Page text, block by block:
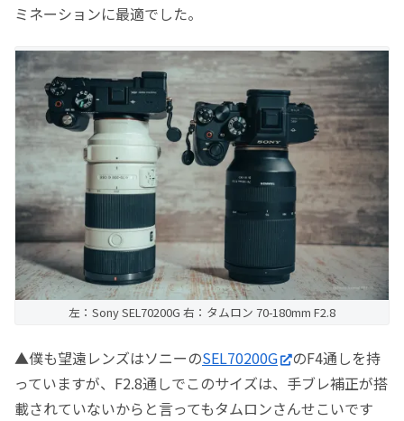
ミネーションに最適でした。
左：Sony SEL70200G 右：タムロン 70-180mm F2.8
▲僕も望遠レンズはソニーのSEL70200G
のF4通しを持
っていますが、F2.8通しでこのサイズは、手ブレ補正が搭
載されていないからと言ってもタムロンさんせこいです